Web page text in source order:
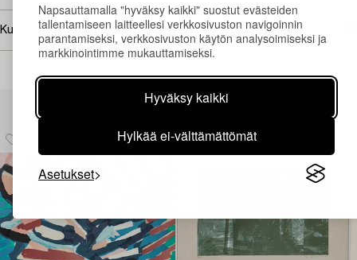
Napsauttamalla "hyväksy kaikki" suostut evästeiden
tallentamiseen laitteellesi verkkosivuston navigoinnin
parantamiseksi, verkkosivuston käytön analysoimiseksi ja
markkinointimme mukauttamiseksi.
Hyväksy kaikki
Hylkää ei-välttämättömät
Asetukset
Kuvan käyttöoikeudet
Muiden katsomia kohteita